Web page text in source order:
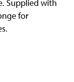
Supplied with
for